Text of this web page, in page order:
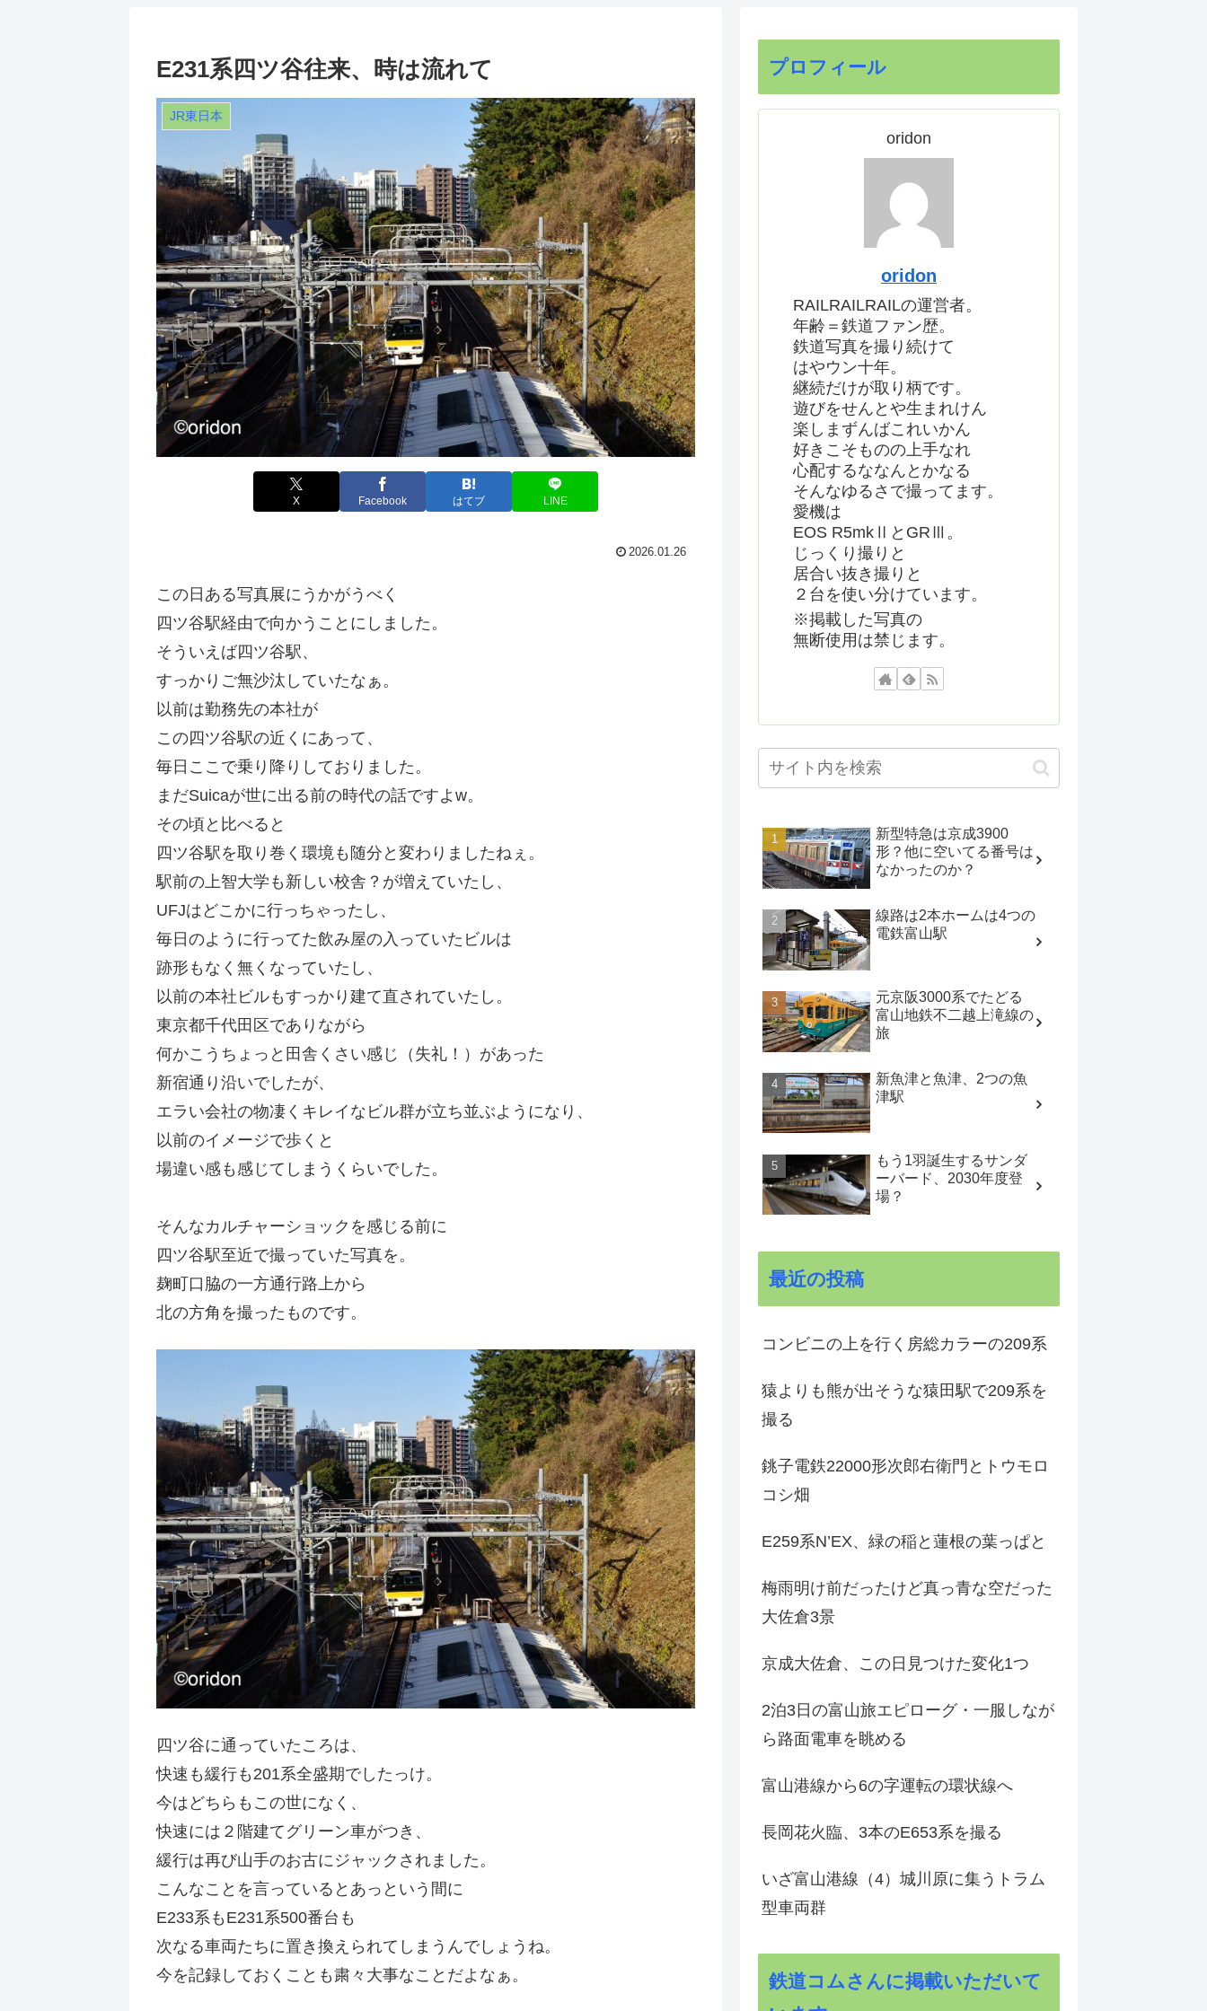
E231系四ツ谷往来、時は流れて
JR東日本
X Facebook はてブ LINE
2026.01.26
この日ある写真展にうかがうべく
四ツ谷駅経由で向かうことにしました。
そういえば四ツ谷駅、
すっかりご無沙汰していたなぁ。
以前は勤務先の本社が
この四ツ谷駅の近くにあって、
毎日ここで乗り降りしておりました。
まだSuicaが世に出る前の時代の話ですよw。
その頃と比べると
四ツ谷駅を取り巻く環境も随分と変わりましたねぇ。
駅前の上智大学も新しい校舎？が増えていたし、
UFJはどこかに行っちゃったし、
毎日のように行ってた飲み屋の入っていたビルは
跡形もなく無くなっていたし、
以前の本社ビルもすっかり建て直されていたし。
東京都千代田区でありながら
何かこうちょっと田舎くさい感じ（失礼！）があった
新宿通り沿いでしたが、
エラい会社の物凄くキレイなビル群が立ち並ぶようになり、
以前のイメージで歩くと
場違い感も感じてしまうくらいでした。
そんなカルチャーショックを感じる前に
四ツ谷駅至近で撮っていた写真を。
麹町口脇の一方通行路上から
北の方角を撮ったものです。
四ツ谷に通っていたころは、
快速も緩行も201系全盛期でしたっけ。
今はどちらもこの世になく、
快速には２階建てグリーン車がつき、
緩行は再び山手のお古にジャックされました。
こんなことを言っているとあっという間に
E233系もE231系500番台も
次なる車両たちに置き換えられてしまうんでしょうね。
今を記録しておくことも粛々大事なことだよなぁ。
プロフィール
oridon
oridon
RAILRAILRAILの運営者。
年齢＝鉄道ファン歴。
鉄道写真を撮り続けて
はやウン十年。
継続だけが取り柄です。
遊びをせんとや生まれけん
楽しまずんばこれいかん
好きこそものの上手なれ
心配するななんとかなる
そんなゆるさで撮ってます。
愛機は
EOS R5mkⅡとGRⅢ。
じっくり撮りと
居合い抜き撮りと
２台を使い分けています。
※掲載した写真の
無断使用は禁じます。
新型特急は京成3900
形？他に空いてる番号は
なかったのか？
線路は2本ホームは4つの
電鉄富山駅
元京阪3000系でたどる
富山地鉄不二越上滝線の
旅
新魚津と魚津、2つの魚
津駅
もう1羽誕生するサンダ
ーバード、2030年度登
場？
最近の投稿
コンビニの上を行く房総カラーの209系
猿よりも熊が出そうな猿田駅で209系を
撮る
銚子電鉄22000形次郎右衛門とトウモロ
コシ畑
E259系N’EX、緑の稲と蓮根の葉っぱと
梅雨明け前だったけど真っ青な空だった
大佐倉3景
京成大佐倉、この日見つけた変化1つ
2泊3日の富山旅エピローグ・一服しなが
ら路面電車を眺める
富山港線から6の字運転の環状線へ
長岡花火臨、3本のE653系を撮る
いざ富山港線（4）城川原に集うトラム
型車両群
鉄道コムさんに掲載いただいて